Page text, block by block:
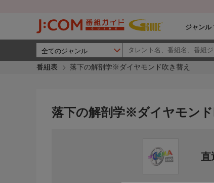
ジャンル
番組表 落下の解剖学※ダイヤモンド吹き替え
落下の解剖学※ダイヤモンド
直